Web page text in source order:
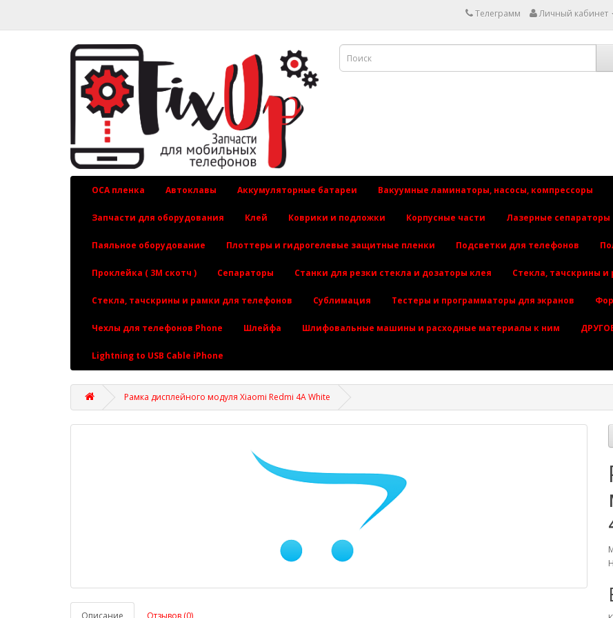
Телеграмм Личный кабинет
OCA пленка Автоклавы Аккумуляторные батареи Вакуумные ламинаторы, насосы, компрессоры
Запчасти для оборудования Клей Коврики и подложки Корпусные части Лазерные сепараторы
Паяльное оборудование Плоттеры и гидрогелевые защитные пленки Подсветки для телефонов
Проклейка ( 3М скотч ) Сепараторы Станки для резки стекла и дозаторы клея Стекла, тачскрины
Стекла, тачскрины и рамки для телефонов Сублимация Тестеры и программаторы для экранов
Чехлы для телефонов Phone Шлейфа Шлифовальные машины и расходные материалы к ним
Lightning to USB Cable iPhone
Рамка дисплейного модуля Xiaomi Redmi 4A White
Описание Отзывов (0)